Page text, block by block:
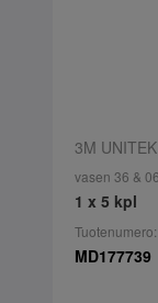
3M UNITEK
vasen 36 &
1 x 5 kpl
Tuotenumero:
MD177739